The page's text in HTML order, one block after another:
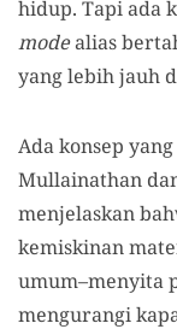
hidup. Tapi ada
modealias
yang lebih jauh
Ada konsep
Mullainathan
menjelaskan
kemiskinan
umum–menyita
mengurangi